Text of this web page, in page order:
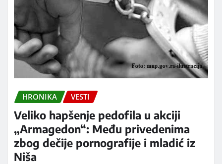
HRONIKA VESTI
Veliko hapšenje pedofila u akciji
„Armagedon“: Među privedenima
zbog dečije pornografije i mladić iz
Niša